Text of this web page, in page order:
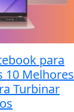
para
10 Melhores
Turbinar